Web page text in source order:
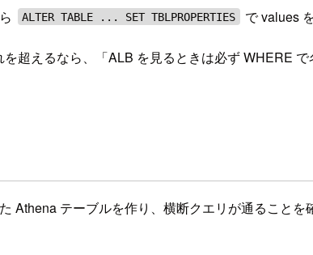
ALTER TABLE ... SET TBLPROPERTIES で values
超えるなら、「ALB を見るときは必ず WHERE
Athena テーブルを作り、横断クエリが通ることを